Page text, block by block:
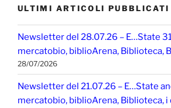
ULTIMI ARTICOLI PUBBLICATI
Newsletter del 28.07.26 – E…State
mercatobio, biblioArena, Biblioteca,
28/07/2026
Newsletter del 21.07.26 – E…State
mercatobio, biblioArena, Biblioteca, i